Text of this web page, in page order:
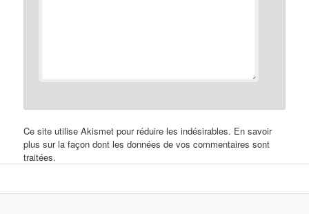
Ce site utilise Akismet pour réduire les indésirables. En savoir
plus sur la façon dont les données de vos commentaires sont
traitées.